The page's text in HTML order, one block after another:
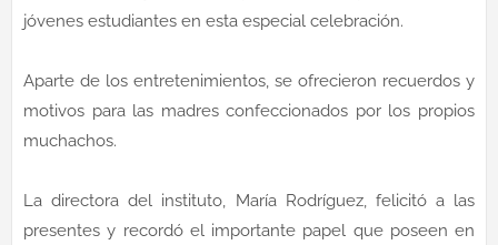
jóvenes estudiantes en esta especial celebración.
Aparte de los entretenimientos, se ofrecieron recuerdos y
motivos para las madres confeccionados por los propios
muchachos.
La directora del instituto, María Rodríguez, felicitó a las
presentes y recordó el importante papel que poseen en